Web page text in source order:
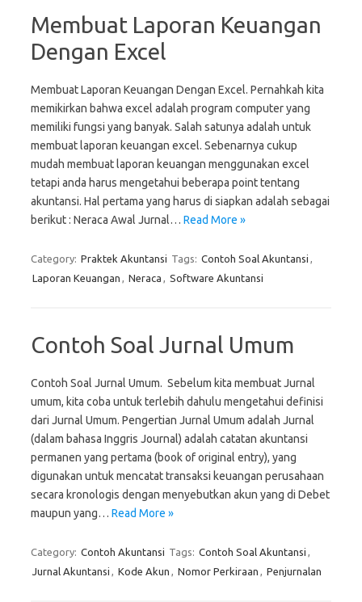
Membuat Laporan Keuangan
Dengan Excel
Membuat Laporan Keuangan Dengan Excel. Pernahkah kita
memikirkan bahwa excel adalah program computer yang
memiliki fungsi yang banyak. Salah satunya adalah untuk
membuat laporan keuangan excel. Sebenarnya cukup
mudah membuat laporan keuangan menggunakan excel
tetapi anda harus mengetahui beberapa point tentang
akuntansi. Hal pertama yang harus di siapkan adalah sebagai
berikut : Neraca Awal Jurnal… Read More »
Category: Praktek Akuntansi Tags: Contoh Soal Akuntansi ,
Laporan Keuangan , Neraca , Software Akuntansi
Contoh Soal Jurnal Umum
Contoh Soal Jurnal Umum. Sebelum kita membuat Jurnal
umum, kita coba untuk terlebih dahulu mengetahui definisi
dari Jurnal Umum. Pengertian Jurnal Umum adalah Jurnal
(dalam bahasa Inggris Journal) adalah catatan akuntansi
permanen yang pertama (book of original entry), yang
digunakan untuk mencatat transaksi keuangan perusahaan
secara kronologis dengan menyebutkan akun yang di Debet
maupun yang… Read More »
Category: Contoh Akuntansi Tags: Contoh Soal Akuntansi ,
Jurnal Akuntansi , Kode Akun , Nomor Perkiraan , Penjurnalan